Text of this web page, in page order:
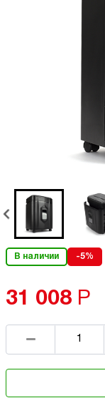
В наличии -5%
31 008 Р